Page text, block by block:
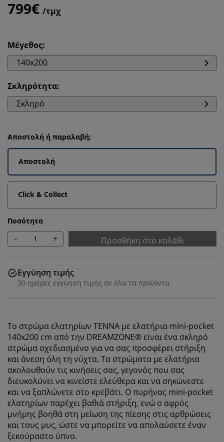
799€ /τμχ
Μέγεθος:
140x200
Σκληρότητα:
Σκληρό
Αποστολή ή παραλαβή;
Αποστολή
Click & Collect
Ποσότητα
- + Προσθήκη στο καλάθι
Εγγύηση τιμής
30 ημέρες εγγύηση τιμής σε όλα τα προϊόντα
Το στρώμαελατηρίων TENNA με ελατήρια mini-pocket
140x200 cm από την DREAMZONE® είναι ένα σκληρό
στρώμα σχεδιασμένο για να σας προσφέρει στήριξη
και άνεση όλη τη νύχτα. Τα στρώματα με ελατήρια
ακολουθούν τις κινήσεις σας, γεγονός που σας
διευκολύνει να κινείστε ελεύθερα και να σηκώνεστε
και να ξαπλώνετε στο κρεβάτι. Ο πυρήνας mini-pocket
ελατηρίων παρέχει βαθιά στήριξη, ενώ ο αφρός
μνήμης βοηθά στη μείωση της πίεσης στις αρθρώσεις
και τους μυς, ώστε να μπορείτε να απολαύσετε έναν
ξεκούραστο ύπνο.